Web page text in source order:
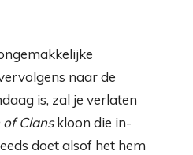
naar de
is, zal je verlaten
of Clanskloon die in-
doet alsof het hem